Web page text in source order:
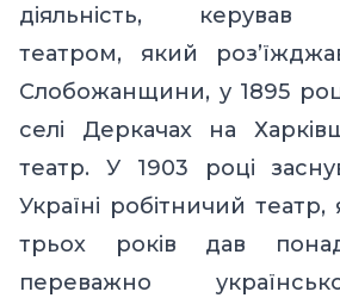
діяльність, керував
театром, який
Слобожанщини, у 1895
селі Деркачах на
театр. У 1903 році
Україні робітничий
трьох років дав
переважно